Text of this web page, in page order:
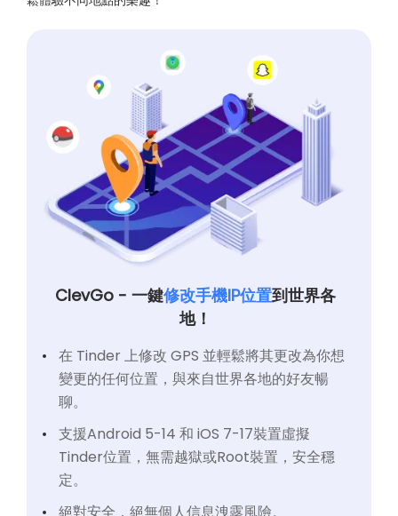
ClevGo - 一鍵修改手機IP位置到世界各
地！
在 Tinder 上修改 GPS 並輕鬆將其更改為你想
變更的任何位置，與來自世界各地的好友暢
聊。
支援Android 5-14 和 iOS 7-17裝置虛擬
Tinder位置，無需越獄或Root裝置，安全穩
定。